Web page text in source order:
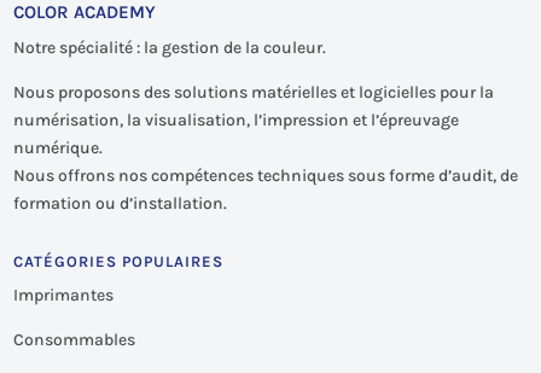
COLOR ACADEMY
Notre spécialité : la gestion de la couleur.
Nous proposons des solutions matérielles et logicielles pour la
numérisation, la visualisation, l’impression et l’épreuvage
numérique.
Nous offrons nos compétences techniques sous forme d’audit, de
formation ou d’installation.
CATÉGORIES POPULAIRES
Imprimantes
Consommables